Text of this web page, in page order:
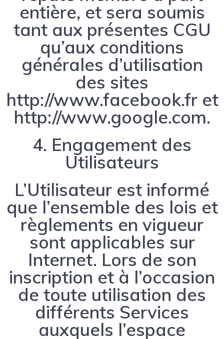
entière, et sera soumis
tant aux présentes CGU
qu’aux conditions
générales d’utilisation
des sites
http://www.facebook.fr et
http://www.google.com.
4. Engagement des
Utilisateurs
L’Utilisateur est informé
que l’ensemble des lois et
règlements en vigueur
sont applicables sur
Internet. Lors de son
inscription et à l’occasion
de toute utilisation des
différents Services
auxquels l’espace